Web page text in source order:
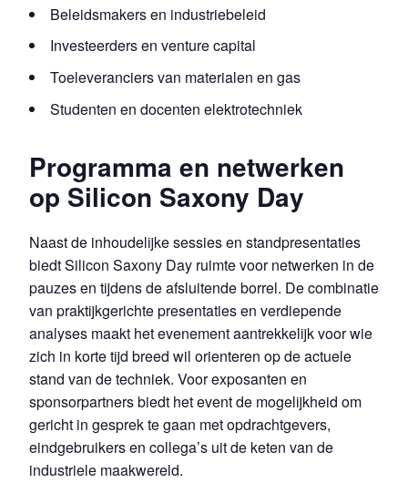
Beleidsmakers en industriebeleid
Investeerders en venture capital
Toeleveranciers van materialen en gas
Studenten en docenten elektrotechniek
Programma en netwerken
op Silicon Saxony Day
Naast de inhoudelijke sessies en standpresentaties
biedt Silicon Saxony Day ruimte voor netwerken in de
pauzes en tijdens de afsluitende borrel. De combinatie
van praktijkgerichte presentaties en verdiepende
analyses maakt het evenement aantrekkelijk voor wie
zich in korte tijd breed wil orienteren op de actuele
stand van de techniek. Voor exposanten en
sponsorpartners biedt het event de mogelijkheid om
gericht in gesprek te gaan met opdrachtgevers,
eindgebruikers en collega’s uit de keten van de
industriele maakwereld.